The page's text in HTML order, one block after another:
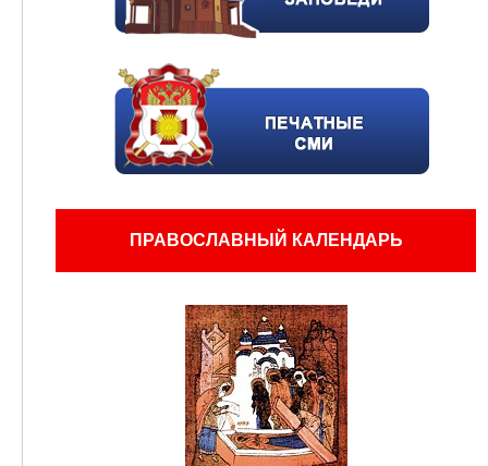
ПРАВОСЛАВНЫЙ КАЛЕНДАРЬ